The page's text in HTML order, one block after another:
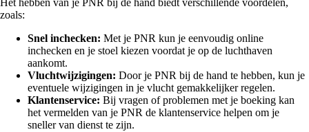
Het hebben van je PNR bij de hand biedt verschillende voordelen,
zoals:
Snel inchecken: Met je PNR kun je eenvoudig online
inchecken en je stoel kiezen voordat je op de luchthaven
aankomt.
Vluchtwijzigingen: Door je PNR bij de hand te hebben, kun je
eventuele wijzigingen in je vlucht gemakkelijker regelen.
Klantenservice: Bij vragen of problemen met je boeking kan
het vermelden van je PNR de klantenservice helpen om je
sneller van dienst te zijn.